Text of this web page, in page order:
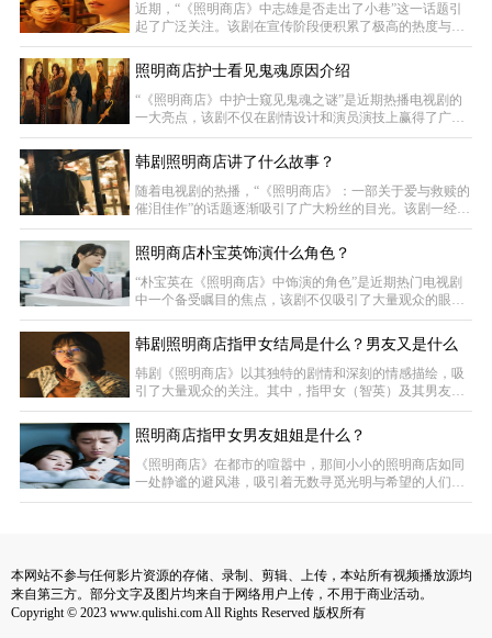
近期，“《照明商店》中志雄是否走出了小巷”这一话题引
起了广泛关注。该剧在宣传阶段便积累了极高的热度与期
待值，播出后更是凭借出色的表现赢得了观众的喜爱与认
可，充分满足了大家的期待。接下来，我将为大家详细介
绍关于志雄是否走出小巷的相关情节，以满足大家的好奇
心。在繁华喧嚣的城市中，隐藏着一条不起眼的小巷，它
位于灯火通明的街道之间，却仿佛是另一个世界。对于志
照明商店护士看见鬼魂原因介绍
“《照明商店》中护士窥见鬼魂之谜”是近期热播电视剧的
一大亮点，该剧不仅在剧情设计和演员演技上赢得了广泛
赞誉，还吸引了大量观众的密切关注，堪称一部制作精良
的佳作。关于“照明商店中护士为何能窥见鬼魂”的讨论热
度持续不减，今日我们就来深入探讨这一话题。在纷繁复
杂的人间，总有一些人拥有超乎常人的视野，能够窥见那
些隐藏于日常之中的神秘。电视剧《照明商店》中的护
韩剧照明商店讲了什么故事？
随着电视剧的热播，“《照明商店》：一部关于爱与救赎的
催泪佳作”的话题逐渐吸引了广大粉丝的目光。该剧一经播
出，便凭借其扣人心弦的剧情、精良的制作以及演员们的
精湛演技，赢得了观众的一致好评，稳居收视榜首，成为
了一部不可多得的好剧。韩剧《照明商店》改编自姜草的
同名漫画，初看之下，其阴郁的画风可能会让部分观众产
生不适，但深入剧情后，我们会发现，这并非一部单纯的
照明商店朴宝英饰演什么角色？
“朴宝英在《照明商店》中饰演的角色”是近期热门电视剧
中一个备受瞩目的焦点，该剧不仅吸引了大量观众的眼
球，更在剧情构建与演员表现上取得了显著成就，堪称一
部佳作。关于朴宝英在《照明商店》中的具体角色，今天
我们就来深入探讨。在韩剧《照明商店》中，朴宝英以其
精湛的演技和细腻的情感表达，成功塑造了一位令人难忘
的护士角色。这位护士并非仅仅是一个普通的医疗工作
韩剧照明商店指甲女结局是什么？男友又是什么
下场？
韩剧《照明商店》以其独特的剧情和深刻的情感描绘，吸
引了大量观众的关注。其中，指甲女（智英）及其男友贤
敏的故事线更是让人揪心不已。以下是对指甲女及其男友
在《照明商店》中结局的详细解析：指甲女（智英）的结
局智英是一个深爱着男友贤敏的女孩，她每天都在车站等
待贤敏下班回家。然而，一场车祸打破了她的平静生活，
她误以为贤敏已经去世，并在悲痛中选择了自杀。变成鬼
照明商店指甲女男友姐姐是什么？
《照明商店》在都市的喧嚣中，那间小小的照明商店如同
一处静谧的避风港，吸引着无数寻觅光明与希望的人们。
然而，对于智英和她的男友贤敏而言，这里却成为了他们
在绝望中选择了自杀，而贤敏虽然奇迹般地苏醒，却失去
了对智英的所有记忆。智英的灵魂在都市中游荡，她不愿
本网站不参与任何影片资源的存储、录制、剪辑、上传，本站所有视频播放源均
来自第三方。部分文字及图片均来自于网络用户上传，不用于商业活动。
Copyright © 2023 www.qulishi.com All Rights Reserved 版权所有